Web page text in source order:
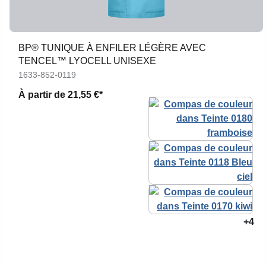
BP® TUNIQUE À ENFILER LÉGÈRE AVEC
TENCEL™ LYOCELL UNISEXE
1633-852-0119
À partir de 21,55 €*
+4